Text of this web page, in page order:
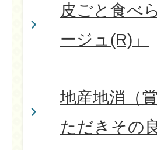
皮ごと食べ
ージュ(R)」
地産地消（
ただきその